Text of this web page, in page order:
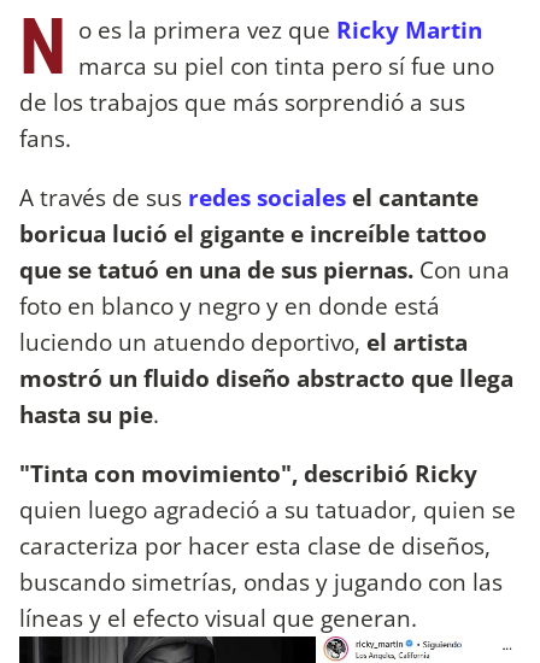
N o es la primera vez que Ricky Martin
marca su piel con tinta pero sí fue uno
de los trabajos que más sorprendió a sus
fans.
A través de sus redes sociales el cantante
boricua lució el gigante e increíble tattoo
que se tatuó en una de sus piernas. Con una
foto en blanco y negro y en donde está
luciendo un atuendo deportivo, el artista
mostró un fluido diseño abstracto que llega
hasta su pie.
"Tinta con movimiento", describió Ricky
quien luego agradeció a su tatuador, quien se
caracteriza por hacer esta clase de diseños,
buscando simetrías, ondas y jugando con las
líneas y el efecto visual que generan.